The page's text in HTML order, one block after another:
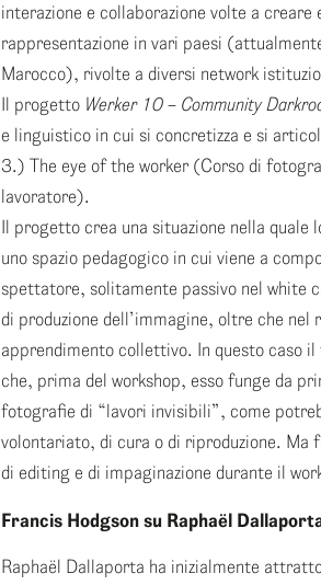
interazione e collaborazione volte a
rappresentazione in vari paesi
Marocco), rivolte a diversi network
Il progetto Werker 10 – Community
e linguistico in cui si concretizza e si
3.) The eye of the worker (Corso di
lavoratore).
Il progetto crea una situazione nella quale
uno spazio pedagogico in cui viene a
spettatore, solitamente passivo nel white
di produzione dell’immagine, oltre che
apprendimento collettivo. In questo caso il
che, prima del workshop, esso funge da
fotografie di “lavori invisibili”, come
volontariato, di cura o di riproduzione. Ma
di editing e di impaginazione durante il
Francis Hodgson su Raphaël
Raphaël Dallaporta ha inizialmente